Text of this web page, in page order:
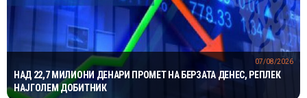
НАД 22,7 МИЛИОНИ ДЕНАРИ ПРОМЕТ НА БЕРЗАТА ДЕНЕС, РЕПЛЕК
НАЈГОЛЕМ ДОБИТНИК
07/08/2026